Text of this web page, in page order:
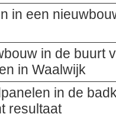
in een
in de buurt
in Waalwijk
in de
resultaat